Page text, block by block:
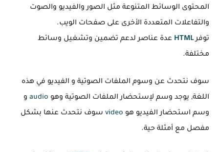
المحتوى الوسائط المتنوعة مثل الصور والفيديو والصوت
والتفاعلات المتعددة الأخرى على صفحات الويب.
توفرHTML عدة عناصر لدعم تضمين وتشغيل وسائط
مختلفة.
سوف نتحدث عن وسوم الملفات الصوتية و الفيديو في هذه
اللغة, يوجد وسم لإستحضار الملفات الصوتية وهو audio و
وسم استحضار الفيديو هو video سوف نتحدث عنها بشكل
مفصل مع أمثلة حية.